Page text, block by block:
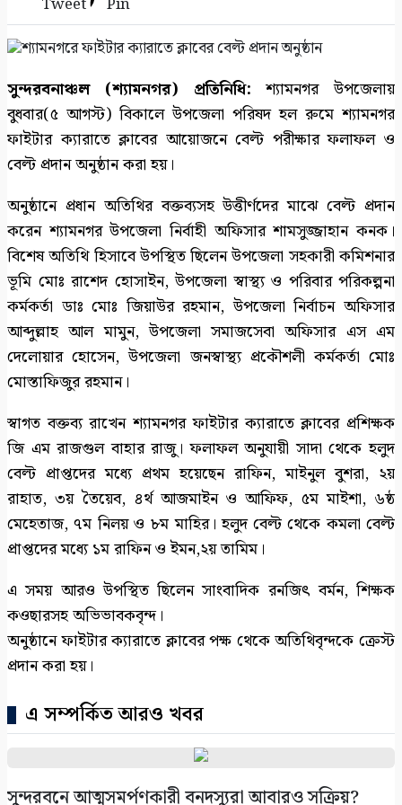
সাতক্ষীরায় গহনা ছিনতাইকালে দুর্বৃত্তের ইটের আঘাতে
নারী নিহত
সুন্দরবনাঞ্চল (শ্যামনগর) প্রতিনিধি: শ্যামনগর উপজেলায়
বুধবার(৫ আগস্ট) বিকালে উপজেলা পরিষদ হল রুমে শ্যামনগর
ফাইটার ক্যারাতে ক্লাবের আয়োজনে বেল্ট পরীক্ষার ফলাফল ও
বেল্ট প্রদান অনুষ্ঠান করা হয়।
অনুষ্ঠানে প্রধান অতিথির বক্তব্যসহ উত্তীর্ণদের মাঝে বেল্ট প্রদান
করেন শ্যামনগর উপজেলা নির্বাহী অফিসার শামসুজ্জাহান কনক।
বিশেষ অতিথি হিসাবে উপস্থিত ছিলেন উপজেলা সহকারী কমিশনার
ভূমি মোঃ রাশেদ হোসাইন, উপজেলা স্বাস্থ্য ও পরিবার পরিকল্পনা
কর্মকর্তা ডাঃ মোঃ জিয়াউর রহমান, উপজেলা নির্বাচন অফিসার
আব্দুল্লাহ আল মামুন, উপজেলা সমাজসেবা অফিসার এস এম
দেলোয়ার হোসেন, উপজেলা জনস্বাস্থ্য প্রকৌশলী কর্মকর্তা মোঃ
মোস্তাফিজুর রহমান।
স্বাগত বক্তব্য রাখেন শ্যামনগর ফাইটার ক্যারাতে ক্লাবের প্রশিক্ষক
জি এম রাজগুল বাহার রাজু। ফলাফল অনুযায়ী সাদা থেকে হলুদ
বেল্ট প্রাপ্তদের মধ্যে প্রথম হয়েছেন রাফিন, মাইনুল বুশরা, ২য়
রাহাত, ৩য় তৈয়েব, ৪র্থ আজমাইন ও আফিফ, ৫ম মাইশা, ৬ষ্ঠ
মেহেতাজ, ৭ম নিলয় ও ৮ম মাহির। হলুদ বেল্ট থেকে কমলা বেল্ট
প্রাপ্তদের মধ্যে ১ম রাফিন ও ইমন,২য় তামিম।
এ সময় আরও উপস্থিত ছিলেন সাংবাদিক রনজিৎ বর্মন, শিক্ষক
কওছারসহ অভিভাবকবৃন্দ।
অনুষ্ঠানে ফাইটার ক্যারাতে ক্লাবের পক্ষ থেকে অতিথিবৃন্দকে ক্রেস্ট
প্রদান করা হয়।
এ সম্পর্কিত আরও খবর
সুন্দরবনে আত্মসমর্পণকারী বনদস্যুরা আবারও সক্রিয়?